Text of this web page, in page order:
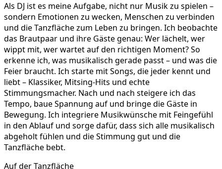
Als DJ ist es meine Aufgabe, nicht nur Musik zu spielen –
sondern Emotionen zu wecken, Menschen zu verbinden
und die Tanzfläche zum Leben zu bringen. Ich beobachte
das Brautpaar und ihre Gäste genau: Wer lächelt, wer
wippt mit, wer wartet auf den richtigen Moment? So
erkenne ich, was musikalisch gerade passt – und was die
Feier braucht. Ich starte mit Songs, die jeder kennt und
liebt – Klassiker, Mitsing-Hits und echte
Stimmungsmacher. Nach und nach steigere ich das
Tempo, baue Spannung auf und bringe die Gäste in
Bewegung. Ich integriere Musikwünsche mit Feingefühl
in den Ablauf und sorge dafür, dass sich alle musikalisch
abgeholt fühlen und die Stimmung gut und die
Tanzfläche bebt.
Auf der Tanzfläche